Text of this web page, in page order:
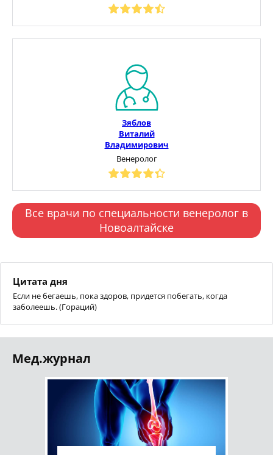
Зяблов
Виталий
Владимирович
Венеролог
Все врачи по специальности венеролог в
Новоалтайске
Цитата дня
Если не бегаешь, пока здоров, придется побегать, когда
заболеешь. (Гораций)
Мед.журнал